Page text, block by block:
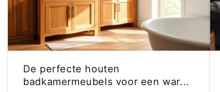
De perfecte houten
badkamermeubels voor een war...